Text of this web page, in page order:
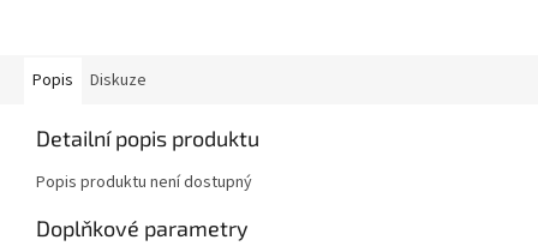
Popis Diskuze
Detailní popis produktu
Popis produktu není dostupný
Doplňkové parametry